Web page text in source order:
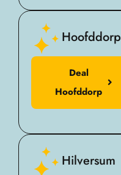
Hoofddorp
Deal
Hoofddorp
Hilversum